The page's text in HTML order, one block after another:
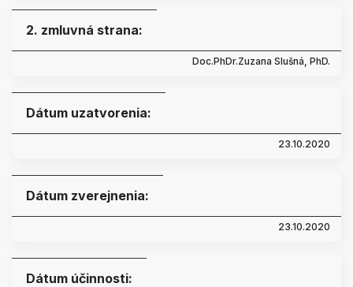
2. zmluvná strana:
Doc.PhDr.Zuzana Slušná, PhD.
Dátum uzatvorenia:
23.10.2020
Dátum zverejnenia:
23.10.2020
Dátum účinnosti: